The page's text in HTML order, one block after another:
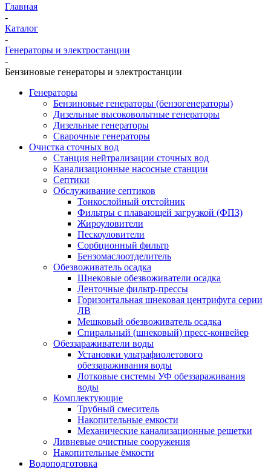
Главная
-
Каталог
-
Генераторы и электростанции
-
Бензиновые генераторы и электростанции
Генераторы
Бензиновые генераторы (бензогенераторы)
Дизельные высоковольтные генераторы
Дизельные генераторы
Сварочные генераторы
Очистка сточных вод
Станция нейтрализации сточных вод
Канализационные насосные станции
Септики
Обслуживание септиков
Тонкослойный отстойник
Фильтры с плавающей загрузкой (ФПЗ)
Жироуловители
Пескоуловители
Сорбционный фильтр
Бензомаслоотделитель
Обезвоживатель осадка
Шнековые обезвоживатели осадка
Ленточные фильтр-прессы
Горизонтальная шнековая центрифуга серии
ЛВ
Мешковый обезвоживатель осадка
Спиральный (шнековый) пресс-конвейер
Обеззараживатели воды
Установки ультрафиолетового
обеззараживания воды
Лотковые системы УФ обеззараживания
воды
Комплектующие
Трубный смеситель
Накопительные емкости
Механические канализационные решетки
Ливневые очистные сооружения
Накопительные ёмкости
Водоподготовка